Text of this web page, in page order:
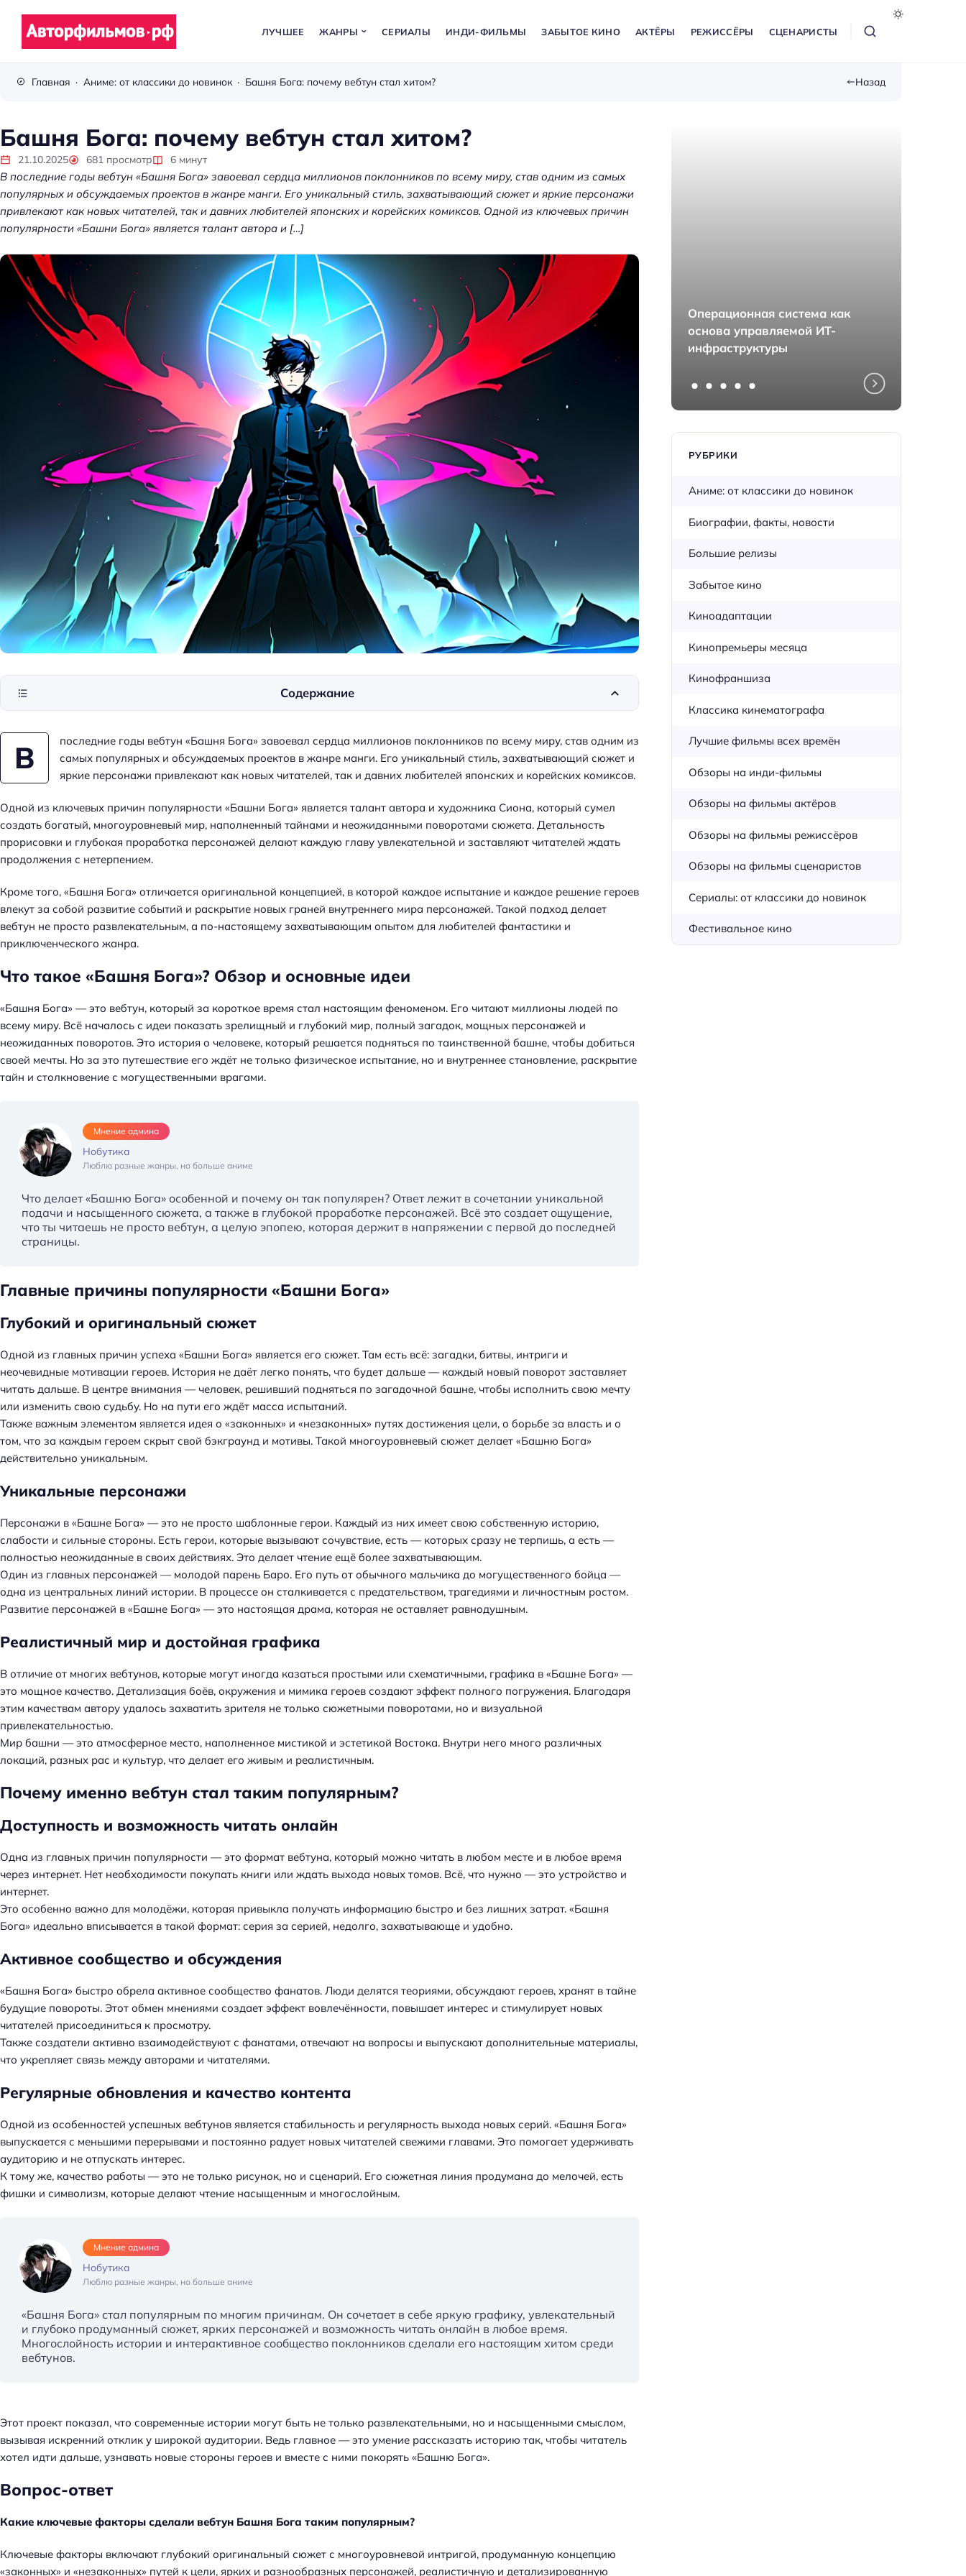
о
к
и
н
о
ЛУЧШЕЕ ЖАНРЫ СЕРИАЛЫ ИНДИ-ФИЛЬМЫ ЗАБЫТОЕ КИНО АКТЁРЫ РЕЖИССЁРЫ СЦЕНАРИСТЫ
Главная Аниме: от классики до новинок Башня Бога: почему вебтун стал хитом? Назад
Башня Бога: почему вебтун стал хитом?
21.10.2025 681 просмотр 6 минут
В последние годы вебтун «Башня Бога» завоевал сердца миллионов поклонников по всему миру, став одним из самых
популярных и обсуждаемых проектов в жанре манги. Его уникальный стиль, захватывающий сюжет и яркие персонажи
привлекают как новых читателей, так и давних любителей японских и корейских комиксов. Одной из ключевых причин
популярности «Башни Бога» является талант автора и […]
В
последние годы вебтун «Башня Бога» завоевал сердца миллионов поклонников по всему миру, став одним из
самых популярных и обсуждаемых проектов в жанре манги. Его уникальный стиль, захватывающий сюжет и
яркие персонажи привлекают как новых читателей, так и давних любителей японских и корейских комиксов.
Одной из ключевых причин популярности «Башни Бога» является талант автора и художника Сиона, который сумел
создать богатый, многоуровневый мир, наполненный тайнами и неожиданными поворотами сюжета. Детальность
прорисовки и глубокая проработка персонажей делают каждую главу увлекательной и заставляют читателей ждать
продолжения с нетерпением.
Кроме того, «Башня Бога» отличается оригинальной концепцией, в которой каждое испытание и каждое решение героев
влекут за собой развитие событий и раскрытие новых граней внутреннего мира персонажей. Такой подход делает
вебтун не просто развлекательным, а по-настоящему захватывающим опытом для любителей фантастики и
приключенческого жанра.
Что такое «Башня Бога»? Обзор и основные идеи
«Башня Бога» — это вебтун, который за короткое время стал настоящим феноменом. Его читают миллионы людей по
всему миру. Всё началось с идеи показать зрелищный и глубокий мир, полный загадок, мощных персонажей и
неожиданных поворотов. Это история о человеке, который решается подняться по таинственной башне, чтобы добиться
своей мечты. Но за это путешествие его ждёт не только физическое испытание, но и внутреннее становление, раскрытие
тайн и столкновение с могущественными врагами.
Мнение админа
Нобутика
Люблю разные жанры, но больше аниме
Что делает «Башню Бога» особенной и почему он так популярен? Ответ лежит в сочетании уникальной
подачи и насыщенного сюжета, а также в глубокой проработке персонажей. Всё это создает ощущение,
что ты читаешь не просто вебтун, а целую эпопею, которая держит в напряжении с первой до последней
страницы.
Главные причины популярности «Башни Бога»
Глубокий и оригинальный сюжет
Одной из главных причин успеха «Башни Бога» является его сюжет. Там есть всё: загадки, битвы, интриги и
неочевидные мотивации героев. История не даёт легко понять, что будет дальше — каждый новый поворот заставляет
читать дальше. В центре внимания — человек, решивший подняться по загадочной башне, чтобы исполнить свою мечту
или изменить свою судьбу. Но на пути его ждёт масса испытаний.
Также важным элементом является идея о «законных» и «незаконных» путях достижения цели, о борьбе за власть и о
том, что за каждым героем скрыт свой бэкграунд и мотивы. Такой многоуровневый сюжет делает «Башню Бога»
действительно уникальным.
Уникальные персонажи
Персонажи в «Башне Бога» — это не просто шаблонные герои. Каждый из них имеет свою собственную историю,
слабости и сильные стороны. Есть герои, которые вызывают сочувствие, есть — которых сразу не терпишь, а есть —
полностью неожиданные в своих действиях. Это делает чтение ещё более захватывающим.
Один из главных персонажей — молодой парень Баро. Его путь от обычного мальчика до могущественного бойца —
одна из центральных линий истории. В процессе он сталкивается с предательством, трагедиями и личностным ростом.
Развитие персонажей в «Башне Бога» — это настоящая драма, которая не оставляет равнодушным.
Реалистичный мир и достойная графика
В отличие от многих вебтунов, которые могут иногда казаться простыми или схематичными, графика в «Башне Бога» —
это мощное качество. Детализация боёв, окружения и мимика героев создают эффект полного погружения. Благодаря
этим качествам автору удалось захватить зрителя не только сюжетными поворотами, но и визуальной
привлекательностью.
Мир башни — это атмосферное место, наполненное мистикой и эстетикой Востока. Внутри него много различных
локаций, разных рас и культур, что делает его живым и реалистичным.
Почему именно вебтун стал таким популярным?
Доступность и возможность читать онлайн
Одна из главных причин популярности — это формат вебтуна, который можно читать в любом месте и в любое время
через интернет. Нет необходимости покупать книги или ждать выхода новых томов. Всё, что нужно — это устройство и
интернет.
Это особенно важно для молодёжи, которая привыкла получать информацию быстро и без лишних затрат. «Башня
Бога» идеально вписывается в такой формат: серия за серией, недолго, захватывающе и удобно.
Активное сообщество и обсуждения
«Башня Бога» быстро обрела активное сообщество фанатов. Люди делятся теориями, обсуждают героев, хранят в тайне
будущие повороты. Этот обмен мнениями создает эффект вовлечённости, повышает интерес и стимулирует новых
читателей присоединиться к просмотру.
Также создатели активно взаимодействуют с фанатами, отвечают на вопросы и выпускают дополнительные материалы,
что укрепляет связь между авторами и читателями.
Регулярные обновления и качество контента
Одной из особенностей успешных вебтунов является стабильность и регулярность выхода новых серий. «Башня Бога»
выпускается с меньшими перерывами и постоянно радует новых читателей свежими главами. Это помогает удерживать
аудиторию и не отпускать интерес.
К тому же, качество работы — это не только рисунок, но и сценарий. Его сюжетная линия продумана до мелочей, есть
фишки и символизм, которые делают чтение насыщенным и многослойным.
Мнение админа
Нобутика
Люблю разные жанры, но больше аниме
«Башня Бога» стал популярным по многим причинам. Он сочетает в себе яркую графику, увлекательный
и глубоко продуманный сюжет, ярких персонажей и возможность читать онлайн в любое время.
Многослойность истории и интерактивное сообщество поклонников сделали его настоящим хитом среди
вебтунов.
Этот проект показал, что современные истории могут быть не только развлекательными, но и насыщенными смыслом,
вызывая искренний отклик у широкой аудитории. Ведь главное — это умение рассказать историю так, чтобы читатель
хотел идти дальше, узнавать новые стороны героев и вместе с ними покорять «Башню Бога».
Вопрос-ответ
Какие ключевые факторы сделали вебтун Башня Бога таким популярным?
Ключевые факторы включают глубокий оригинальный сюжет с многоуровневой интригой, продуманную концепцию
«законных» и «незаконных» путей к цели, ярких и разнообразных персонажей, реалистичную и детализированную
Содержание
Kubernetes без хаоса: как
платформа управления
кластерами помогает
цифровым сервисам работать
стабильнее
Аренда оборудования для
мероприятий — звук, экраны,
тач-панели: как выбрать и не
ошибиться
Операционная система как
основа управляемой ИТ-
инфраструктуры
РУБРИКИ
Аниме: от классики до новинок
Биографии, факты, новости
Большие релизы
Забытое кино
Киноадаптации
Кинопремьеры месяца
Кинофраншиза
Классика кинематографа
Лучшие фильмы всех времён
Обзоры на инди-фильмы
Обзоры на фильмы актёров
Обзоры на фильмы режиссёров
Обзоры на фильмы сценаристов
Сериалы: от классики до новинок
Фестивальное кино
Н
а
й
и